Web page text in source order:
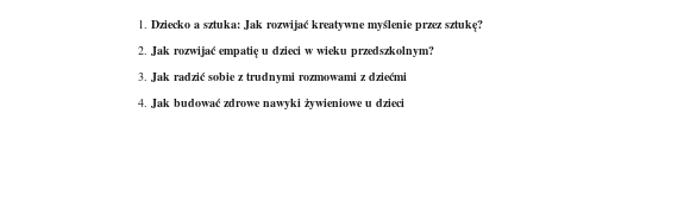
Dziecko a sztuka: Jak rozwijać kreatywne myślenie przez sztukę?
Jak rozwijać empatię u dzieci w wieku przedszkolnym?
Jak radzić sobie z trudnymi rozmowami z dziećmi
Jak budować zdrowe nawyki żywieniowe u dzieci